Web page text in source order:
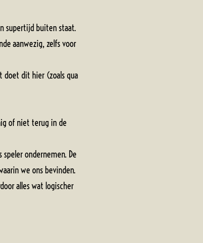
supertijd buiten staat.
aanwezig, zelfs voor
doet dit hier (zoals qua
of niet terug in de
ondernemen. De
we ons bevinden.
alles wat logischer